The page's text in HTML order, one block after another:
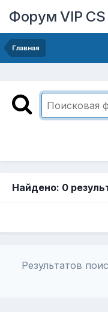
Форум VIP CS
Главная
Найдено: 0
Результатов